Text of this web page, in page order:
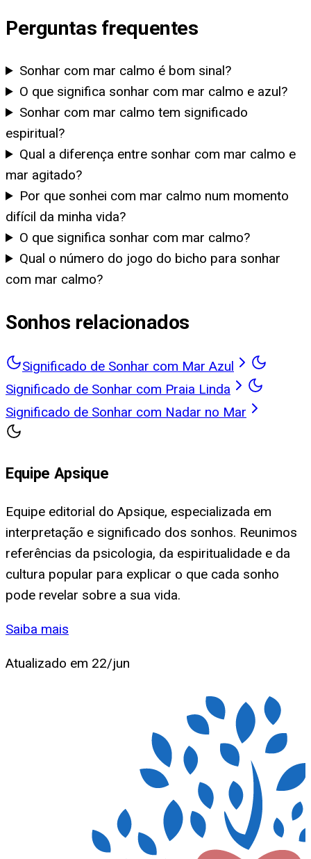
Perguntas frequentes
Sonhar com mar calmo é bom sinal?
O que significa sonhar com mar calmo e azul?
Sonhar com mar calmo tem significado
espiritual?
Qual a diferença entre sonhar com mar calmo e
mar agitado?
Por que sonhei com mar calmo num momento
difícil da minha vida?
O que significa sonhar com mar calmo?
Qual o número do jogo do bicho para sonhar
com mar calmo?
Sonhos relacionados
Significado de Sonhar com Mar Azul
Significado de Sonhar com Praia Linda
Significado de Sonhar com Nadar no Mar
Equipe Apsique
Equipe editorial do Apsique, especializada em
interpretação e significado dos sonhos. Reunimos
referências da psicologia, da espiritualidade e da
cultura popular para explicar o que cada sonho
pode revelar sobre a sua vida.
Saiba mais
Atualizado em 22/jun